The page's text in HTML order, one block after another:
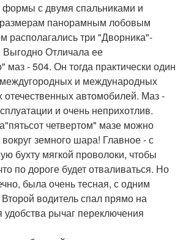
с двумя спальниками и
панорамным лобовым
располагались три "Дворника"-
Выгодно Отличала ее
маз - 504. Он тогда практически один
и международных
отечественных автомобилей. Маз -
и очень неприхотлив.
четвертом" мазе можно
земного шара! Главное - с
бухту мягкой проволоки, чтобы
по дороге будет отваливаться. Но
была очень тесная, с одним
водитель спал прямо на
удобства рычаг переключения